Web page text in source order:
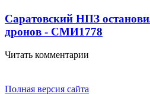
Саратовский НПЗ
дронов - СМИ1778
Читать комментарии
Полная версия сайта